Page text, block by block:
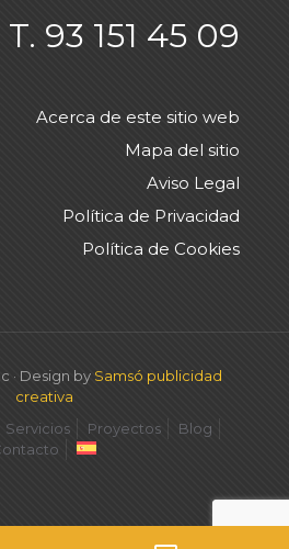
T. 93 151 45 09
Acerca de este sitio web
Mapa del sitio
Aviso Legal
Política de Privacidad
Política de Cookies
· Design by Samsó publicidad
creativa
Servicios Proyectos
Blog